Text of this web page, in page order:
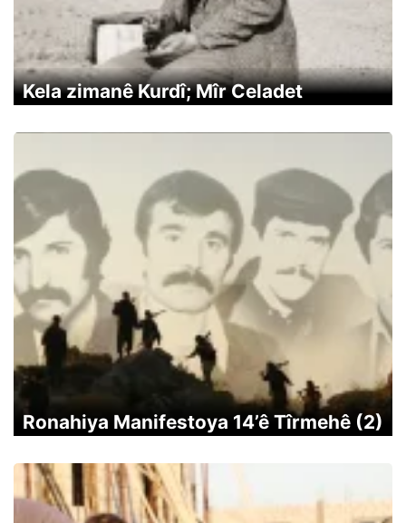
Kela zimanê Kurdî; Mîr Celadet
Ronahiya Manifestoya 14’ê Tîrmehê (2)